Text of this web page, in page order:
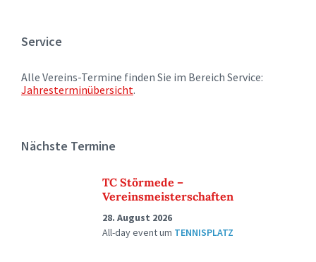
Service
Alle Vereins-Termine finden Sie im Bereich Service:
Jahresterminübersicht.
Nächste Termine
TC Störmede –
Vereinsmeisterschaften
28. August 2026
All-day eventum TENNISPLATZ